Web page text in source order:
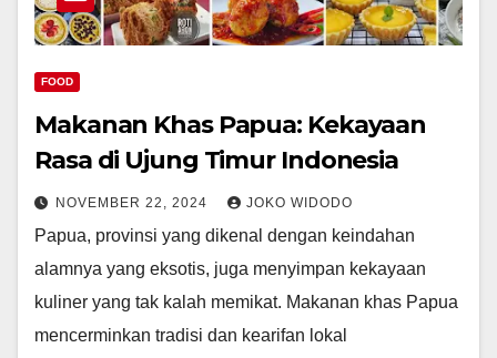
FOOD
Makanan Khas Papua: Kekayaan
Rasa di Ujung Timur Indonesia
NOVEMBER 22, 2024 JOKO WIDODO
Papua, provinsi yang dikenal dengan keindahan
alamnya yang eksotis, juga menyimpan kekayaan
kuliner yang tak kalah memikat. Makanan khas Papua
mencerminkan tradisi dan kearifan lokal